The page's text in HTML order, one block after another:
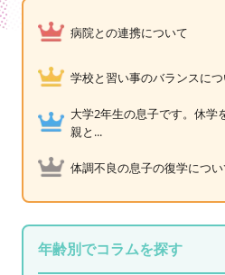
病院との連携について
学校と習い事のバランスに
大学2年生の息子です。休学
親と...
体調不良の息子の復学につ
年齢別でコラムを探す